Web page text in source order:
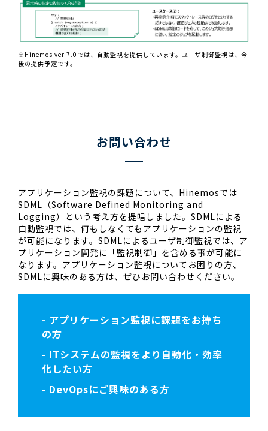
※Hinemos ver.7.0では、自動監視を提供しています。ユーザ制御監視は、今
後の提供予定です。
お問い合わせ
アプリケーション監視の課題について、Hinemosでは
SDML（Software Defined Monitoring and
Logging）という考え方を提唱しました。SDMLによる
自動監視では、何もしなくてもアプリケーションの監視
が可能になります。SDMLによるユーザ制御監視では、ア
プリケーション開発に「監視制御」を含める事が可能に
なります。アプリケーション監視についてお困りの方、
SDMLに興味のある方は、ぜひお問い合わせください。
- アプリケーション監視に課題をお持ち
の方
- ITシステムの監視をより自動化・効率
化したい方
- DevOpsにご興味のある方